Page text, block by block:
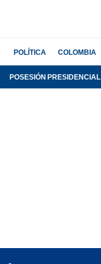
POLÍTICA COLOMBIA
POSESIÓN PRESIDENCIAL